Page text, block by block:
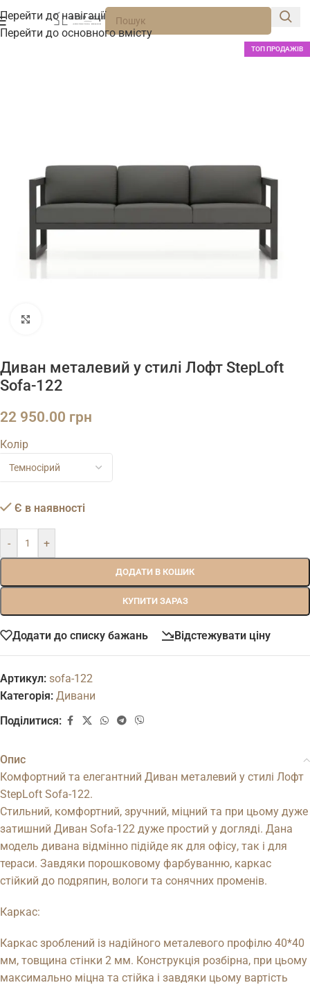
Перейти до навігації
Перейти до основного вмісту
ТОП ПРОДАЖІВ
Диван металевий у стилі Лофт StepLoft
Sofa-122
22 950.00 грн
Колір
Є в наявності
- +
ДОДАТИ В КОШИК
КУПИТИ ЗАРАЗ
Додати до списку бажань Відстежувати ціну
Артикул: sofa-122
Категорія: Дивани
Поділитися:
Опис
Комфортний та елегантний Диван металевий у стилі Лофт
StepLoft Sofa-122.
Стильний, комфортний, зручний, міцний та при цьому дуже
затишний Диван Sofa-122 дуже простий у догляді. Дана
модель дивана відмінно підійде як для офісу, так і для
тераси. Завдяки порошковому фарбуванню, каркас
стійкий до подряпин, вологи та сонячних променів.
Каркас:
Каркас зроблений із надійного металевого профілю 40*40
мм, товщина стінки 2 мм. Конструкція розбірна, при цьому
максимально міцна та стійка і завдяки цьому вартість